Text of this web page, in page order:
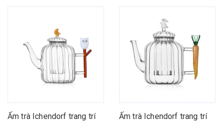
Ấm trà Ichendorf trang trí
Ấm trà Ichendorf trang trí